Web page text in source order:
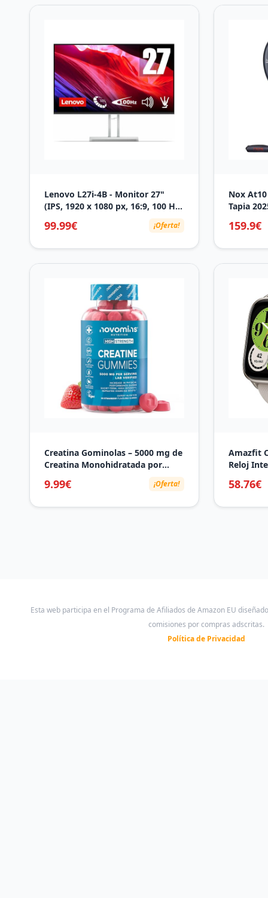
Lenovo L27i-4B - Monitor 27"
(IPS, 1920 x 1080 px, 16:9, 100 Hz,
Tiempo de Respuesta 4ms, HDMI,
VGA, Montaje VESA 100 mm,
99.99€ ¡Oferta!
Nox
Tapia
159.9€
Creatina Gominolas – 5000 mg de
Creatina Monohidratada por
Porción – Alternativa a las
Creatine Monohydrate Capsulas y
9.99€ ¡Oferta!
Amazfit
Reloj
mapas
58.76€
Esta web participa en el Programa de Afiliados de Amazon EU
comisiones por compras adscritas.
Política de Privacidad